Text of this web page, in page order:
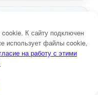
Позвольте
новые идеи и
cookie. К сайту подключен
использует файлы cookie,
на работу с этими